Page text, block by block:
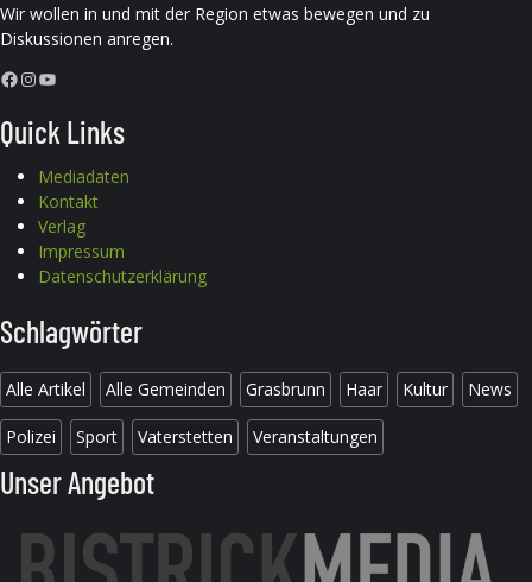
Wir wollen in und mit der Region etwas bewegen und zu
Diskussionen anregen.
Facebook InstagramYouTube
Quick Links
Mediadaten
Kontakt
Verlag
Impressum
Datenschutzerklärung
Schlagwörter
Alle Artikel Alle Gemeinden Grasbrunn Haar Kultur News
Polizei Sport Vaterstetten Veranstaltungen
Unser Angebot